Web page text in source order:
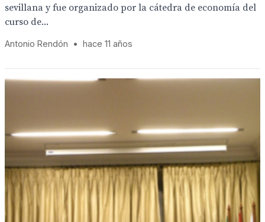
sevillana y fue organizado por la cátedra de economía del
curso de...
Antonio Rendón • hace 11 años